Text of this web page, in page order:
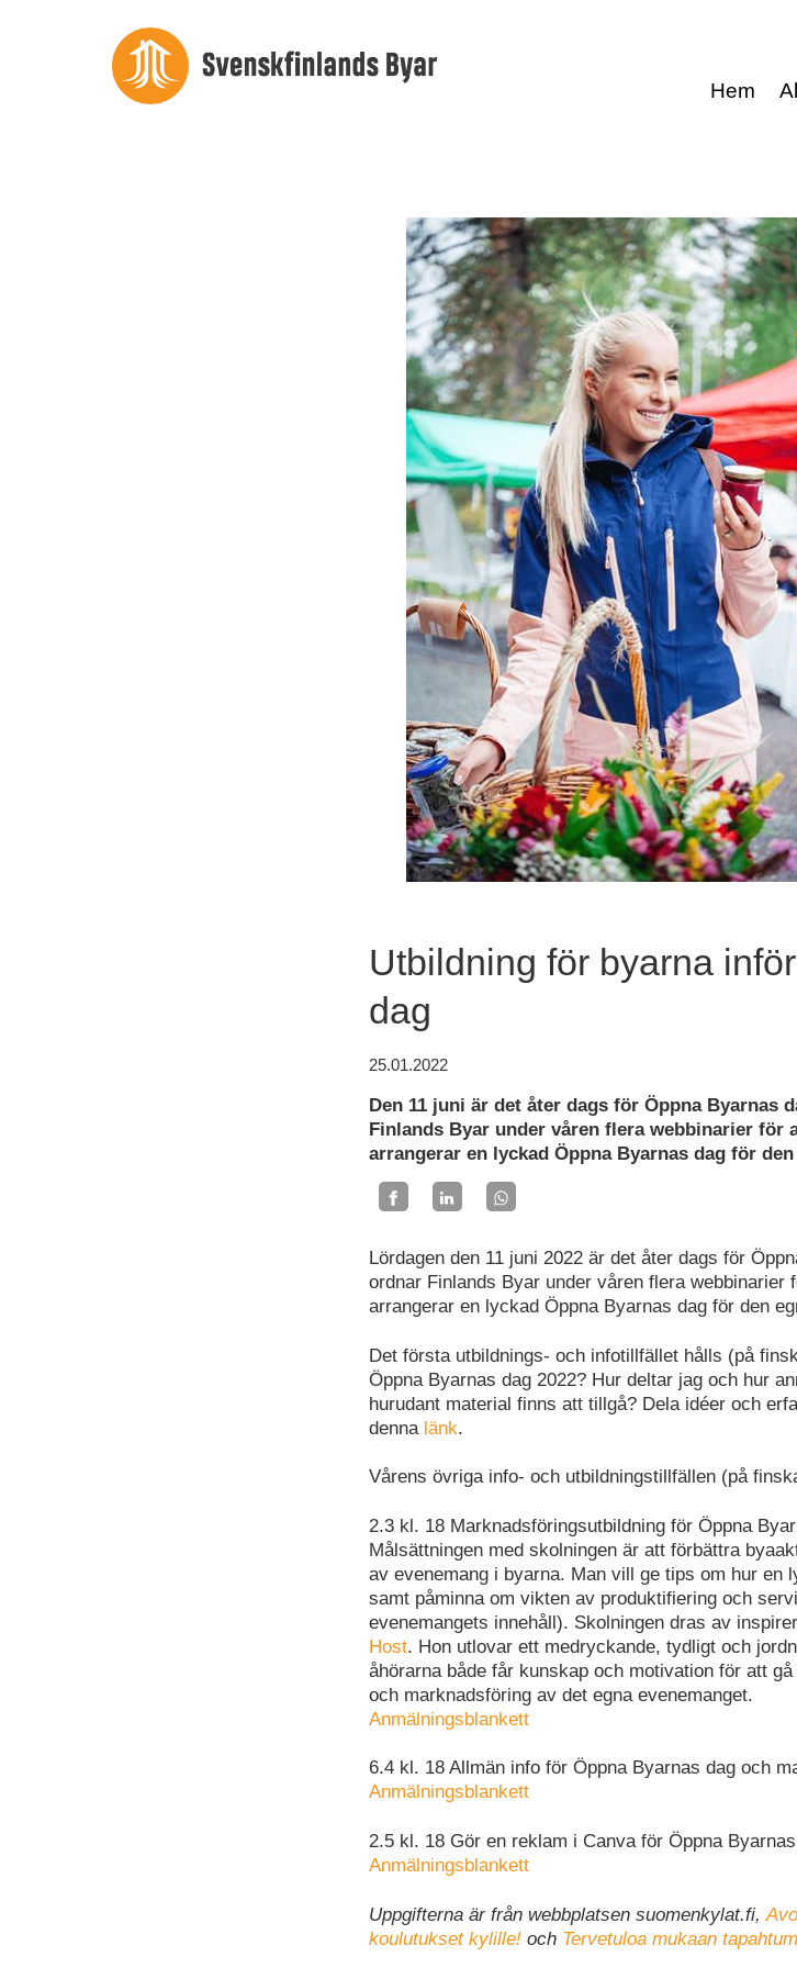
Hem
Utbildning för byarna
dag
25.01.2022
Den 11 juni är det åter dags för Öppna Byarnas
Finlands Byar under våren flera webbinarier för
arrangerar en lyckad Öppna Byarnas dag för
Lördagen den 11 juni 2022 är det åter dags för
ordnar Finlands Byar under våren flera webbinarier
arrangerar en lyckad Öppna Byarnas dag för den
Det första utbildnings- och infotillfället hålls (på
Öppna Byarnas dag 2022? Hur deltar jag och hur
hurudant material finns att tillgå? Dela idéer och
denna länk.
Vårens övriga info- och utbildningstillfällen (på
2.3 kl. 18 Marknadsföringsutbildning för Öppna
Målsättningen med skolningen är att förbättra
av evenemang i byarna. Man vill ge tips om hur en
samt påminna om vikten av produktifiering och
evenemangets innehåll). Skolningen dras av
Host. Hon utlovar ett medryckande, tydligt och
åhörarna både får kunskap och motivation för att
och marknadsföring av det egna evenemanget.
Anmälningsblankett
6.4 kl. 18 Allmän info för Öppna Byarnas dag och
Anmälningsblankett
2.5 kl. 18 Gör en reklam i Canva för Öppna
Anmälningsblankett
Uppgifterna är från webbplatsen suomenkylat.fi,
koulutukset kylille! och Tervetuloa mukaan